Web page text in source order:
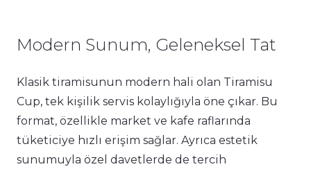
Modern Sunum, Geleneksel Tat
Klasik tiramisunun modern hali olan Tiramisu
Cup, tek kişilik servis kolaylığıyla öne çıkar. Bu
format, özellikle market ve kafe raflarında
tüketiciye hızlı erişim sağlar. Ayrıca estetik
sunumuyla özel davetlerde de tercih